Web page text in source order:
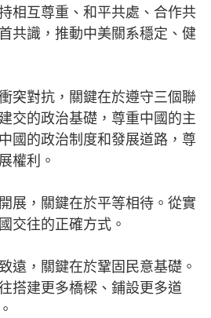
相互尊重、和平共處、合作共
共識，推動中美關系穩定、健
突對抗，關鍵在於遵守三個聯
交的政治基礎，尊重中國的主
國的政治制度和發展道路，尊
權利。
展，關鍵在於平等相待。從實
交往的正確方式。
遠，關鍵在於鞏固民意基礎。
搭建更多橋樑、鋪設更多道